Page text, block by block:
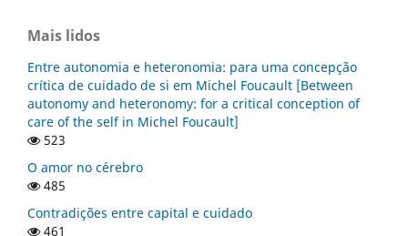
Mais lidos
Entre autonomia e heteronomia: para uma concepção
crítica de cuidado de si em Michel Foucault [Between
autonomy and heteronomy: for a critical conception of
care of the self in Michel Foucault]
523
O amor no cérebro
485
Contradições entre capital e cuidado
461